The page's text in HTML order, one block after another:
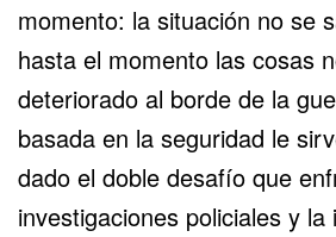
momento: la situación no se
hasta el momento las cosas
deteriorado al borde de la
basada en la seguridad le
dado el doble desafío que
investigaciones policiales y la